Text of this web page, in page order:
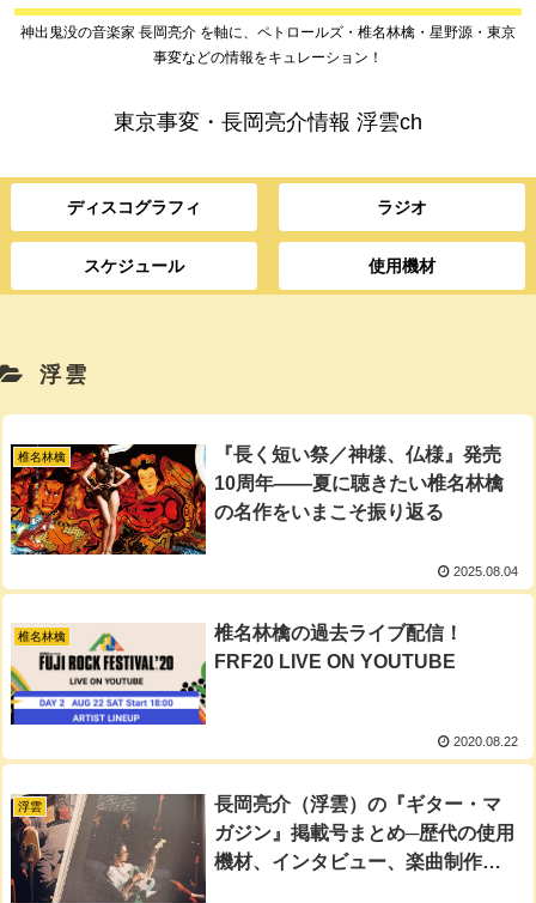
神出鬼没の音楽家 長岡亮介 を軸に、ペトロールズ・椎名林檎・星野源・東京
事変などの情報をキュレーション！
東京事変・長岡亮介情報 浮雲ch
ディスコグラフィ ラジオ
スケジュール 使用機材
浮雲
椎名林檎
『長く短い祭／神様、仏様』発売
10周年――夏に聴きたい椎名林檎
の名作をいまこそ振り返る
2025.08.04
椎名林檎
椎名林檎の過去ライブ配信！
FRF20 LIVE ON YOUTUBE
2020.08.22
浮雲
長岡亮介（浮雲）の『ギター・マ
ガジン』掲載号まとめ─歴代の使用
機材、インタビュー、楽曲制作秘